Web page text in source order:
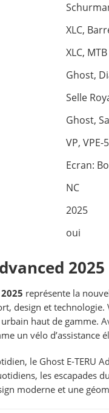
XLC,
XLC,
Ghost,
Selle
Ghost,
VP, VPE-
Ecran:
NC
2025
oui
représente la
design et
haut de gamme.
un vélo d’assistance
le Ghost E-TERU
les escapades
moderne et une